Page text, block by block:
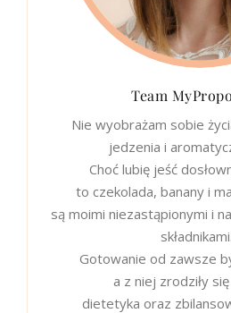
Team
Nie wyobrażam sobie
jedzenia i
Choć lubię jeść
to czekolada, banany i
są moimi niezastąpionymi i
Gotowanie od zawsze
a z niej zrodziły
dietetyka oraz